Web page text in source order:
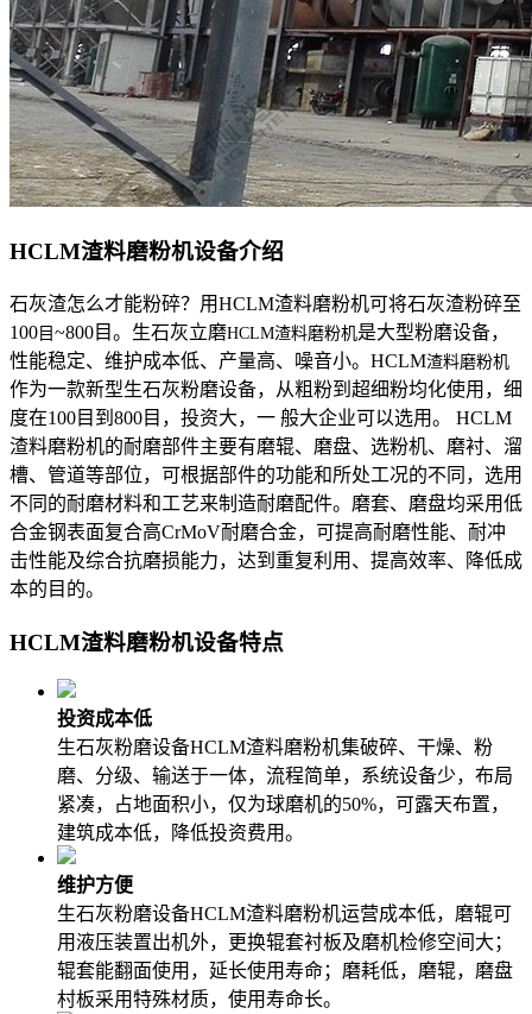
HCLM渣料磨粉机设备介绍
石灰渣怎么才能粉碎？用HCLM渣料磨粉机可将石灰渣粉碎至
100 目 ~800目。生石灰立磨HCLM渣料磨粉机是大型粉磨设备，
性能稳定、维护成本低、产量高、噪音小。HCLM渣料磨粉机
作为一款新型生石灰粉磨设备，从粗粉到超细粉均化使用，细
度在100目到800目，投资大，一 般大企业可以选用。 HCLM
渣料磨粉机的耐磨部件主要有磨辊、磨盘、选粉机、磨衬、溜
槽、管道等部位，可根据部件的功能和所处工况的不同，选用
不同的耐磨材料和工艺来制造耐磨配件。磨套、磨盘均采用低
合金钢表面复合高CrMoV耐磨合金，可提高耐磨性能、耐冲
击性能及综合抗磨损能力，达到重复利用、提高效率、降低成
本的目的。
HCLM渣料磨粉机设备特点
投资成本低
生石灰粉磨设备HCLM渣料磨粉机集破碎、干燥、粉
磨、分级、输送于一体，流程简单，系统设备少，布局
紧凑，占地面积小，仅为球磨机的50%，可露天布置，
建筑成本低，降低投资费用。
维护方便
生石灰粉磨设备HCLM渣料磨粉机运营成本低，磨辊可
用液压装置出机外，更换辊套衬板及磨机检修空间大；
辊套能翻面使用，延长使用寿命；磨耗低，磨辊，磨盘
村板采用特殊材质，使用寿命长。